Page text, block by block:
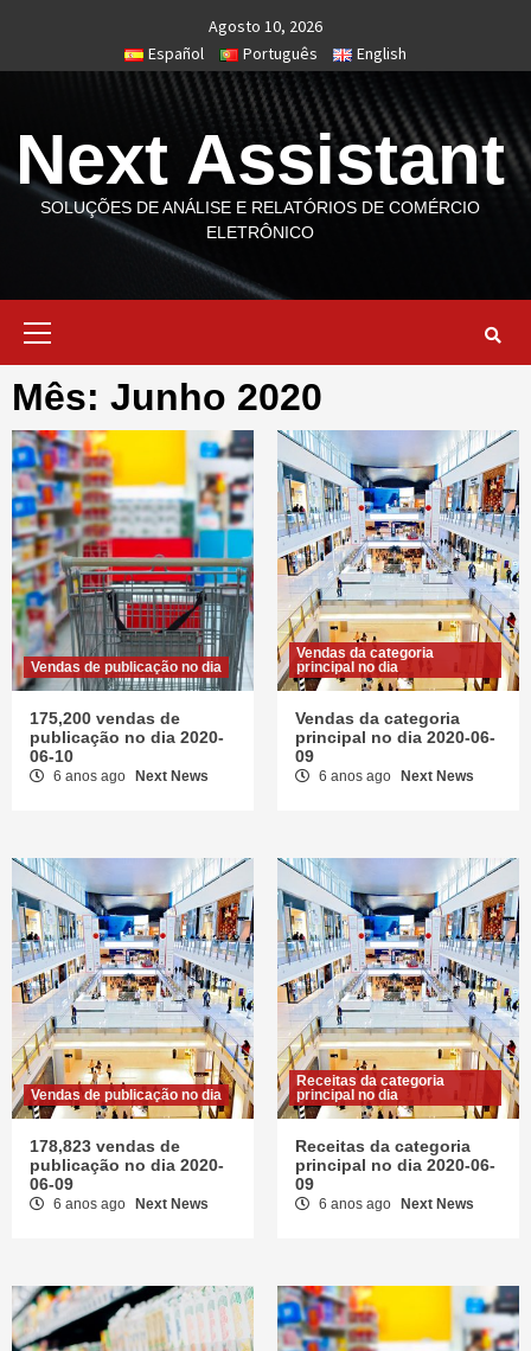
content
Agosto 10, 2026
Español
Português English
Next Assistant
SOLUÇÕES DE ANÁLISE E RELATÓRIOS DE COMÉRCIO
ELETRÔNICO
Mês: Junho 2020
Vendas de publicação no dia
175,200 vendas de
publicação no dia 2020-
06-10
6 anos ago Next News
Vendas da categoria
principal no dia
Vendas da categoria
principal no dia 2020-06-
09
6 anos ago Next News
Vendas de publicação no dia
178,823 vendas de
publicação no dia 2020-
06-09
6 anos ago Next News
Receitas da categoria
principal no dia
Receitas da categoria
principal no dia 2020-06-
09
6 anos ago Next News